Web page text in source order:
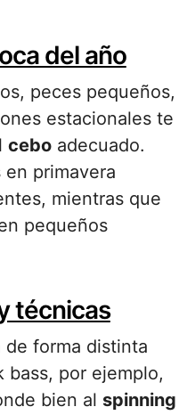
del año
peces pequeños,
estacionales te
cebo adecuado.
primavera
mientras que
pequeños
técnicas
de forma distinta
bass, por ejemplo,
bien al spinning